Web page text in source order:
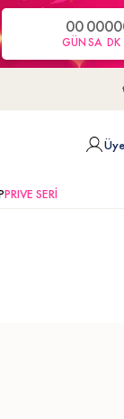
00
GÜN
00
SA
00
DK
PRIVE SERİ